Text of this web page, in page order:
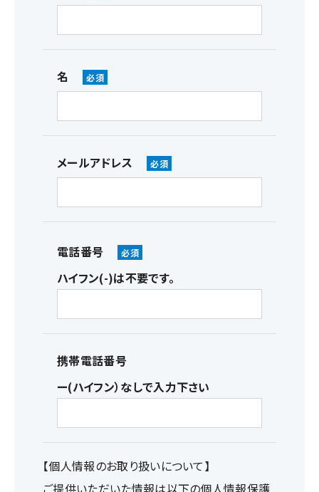
名
メールアドレス
電話番号
ハイフン(-)は不要です。
携帯電話番号
ー(ハイフン）なしで入力下さい
【個人情報のお取り扱いについて】